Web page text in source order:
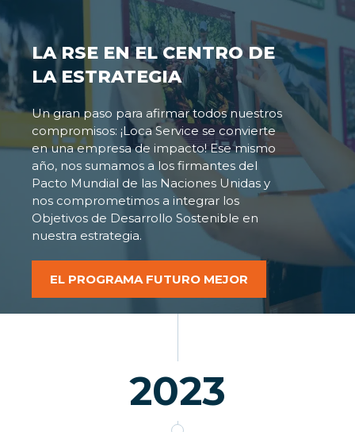
LA RSE EN EL CENTRO DE
LA ESTRATEGIA
Un gran paso para afirmar todos nuestros
compromisos: ¡Loca Service se convierte
en una empresa de impacto! Ese mismo
año, nos sumamos a los firmantes del
Pacto Mundial de las Naciones Unidas y
nos comprometimos a integrar los
Objetivos de Desarrollo Sostenible en
nuestra estrategia.
EL PROGRAMA FUTURO MEJOR
2023